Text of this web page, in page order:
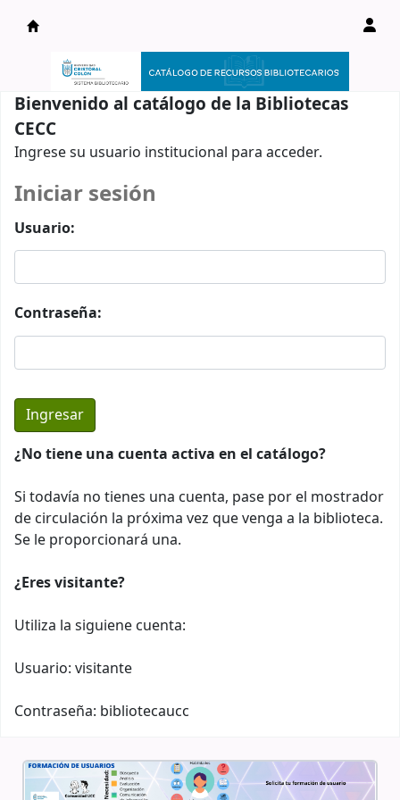
Catálogo en línea
Bienvenido al catálogo de la Bibliotecas
CECC
Ingrese su usuario institucional para acceder.
Iniciar sesión
Usuario:
Contraseña:
¿No tiene una cuenta activa en el catálogo?
Si todavía no tienes una cuenta, pase por el mostrador
de circulación la próxima vez que venga a la biblioteca.
Se le proporcionará una.
¿Eres visitante?
Utiliza la siguiene cuenta:
Usuario: visitante
Contraseña: bibliotecaucc